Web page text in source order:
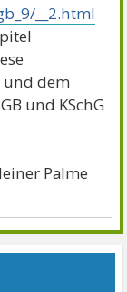
__2.html
dem
und KSchG
Palme